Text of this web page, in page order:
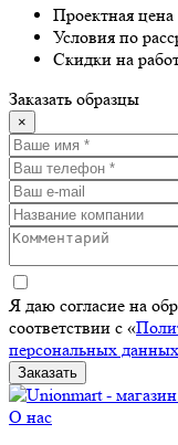
Проектная цена
Условия по
Скидки на
Заказать образцы
×
Я даю согласие на
соответствии с «
персональных данных
Заказать
О нас